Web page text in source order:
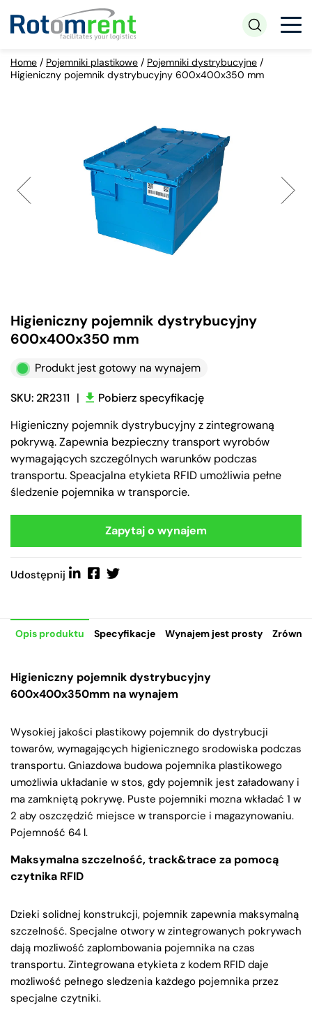
Home / Pojemniki plastikowe / Pojemniki dystrybucyjne /
Higieniczny pojemnik dystrybucyjny 600x400x350 mm
Higieniczny pojemnik dystrybucyjny
600x400x350 mm
Produkt jest gotowy na wynajem
SKU: 2R2311 |
Pobierz specyfikację
Higieniczny pojemnik dystrybucyjny z zintegrowaną
pokrywą. Zapewnia bezpieczny transport wyrobów
wymagających szczególnych warunków podczas
transportu. Speacjalna etykieta RFID umożliwia pełne
śledzenie pojemnika w transporcie.
Zapytaj o wynajem
Udostępnij
Opis produktu Specyfikacje Wynajem jest prosty
Higieniczny pojemnik dystrybucyjny
600x400x350mm na wynajem
Wysokiej jakości plastikowy pojemnik do dystrybucji
towarów, wymagających higienicznego srodowiska podczas
transportu. Gniazdowa budowa pojemnika plastikowego
umożliwia układanie w stos, gdy pojemnik jest załadowany i
ma zamkniętą pokrywę. Puste pojemniki mozna wkładać 1 w
2 aby oszczędzić miejsce w transporcie i magazynowaniu.
Pojemność 64 l.
Maksymalna szczelność, track&trace za pomocą
czytnika RFID
Dzieki solidnej konstrukcji, pojemnik zapewnia maksymalną
szczelność. Specjalne otwory w zintegrowanych pokrywach
dają mozliwość zaplombowania pojemnika na czas
transportu. Zintegrowana etykieta z kodem RFID daje
możliwość pełnego sledzenia każdego pojemnika przez
specjalne czytniki.